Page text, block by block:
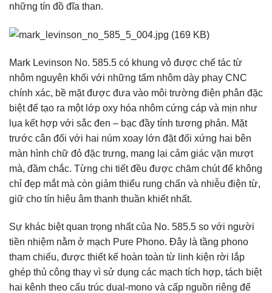
những tín đồ đĩa than.
Mark Levinson No. 585.5 có khung vỏ được chế tác từ
nhôm nguyên khối với những tấm nhôm dày phay CNC
chính xác, bề mặt được đưa vào môi trường điện phân đặc
biệt để tạo ra một lớp oxy hóa nhôm cứng cáp và mịn như
lụa kết hợp với sắc đen – bạc đầy tính tương phản. Mặt
trước cân đối với hai núm xoay lớn đặt đối xứng hai bên
màn hình chữ đỏ đặc trưng, mang lại cảm giác vặn mượt
mà, đầm chắc. Từng chi tiết đều được chăm chút để không
chỉ đẹp mắt mà còn giảm thiểu rung chấn và nhiễu điện từ,
giữ cho tín hiệu âm thanh thuần khiết nhất.
Sự khác biệt quan trọng nhất của No. 585.5 so với người
tiền nhiệm nằm ở mạch Pure Phono. Đây là tầng phono
tham chiếu, được thiết kế hoàn toàn từ linh kiện rời lắp
ghép thủ công thay vì sử dụng các mạch tích hợp, tách biệt
hai kênh theo cấu trúc dual-mono và cấp nguồn riêng để